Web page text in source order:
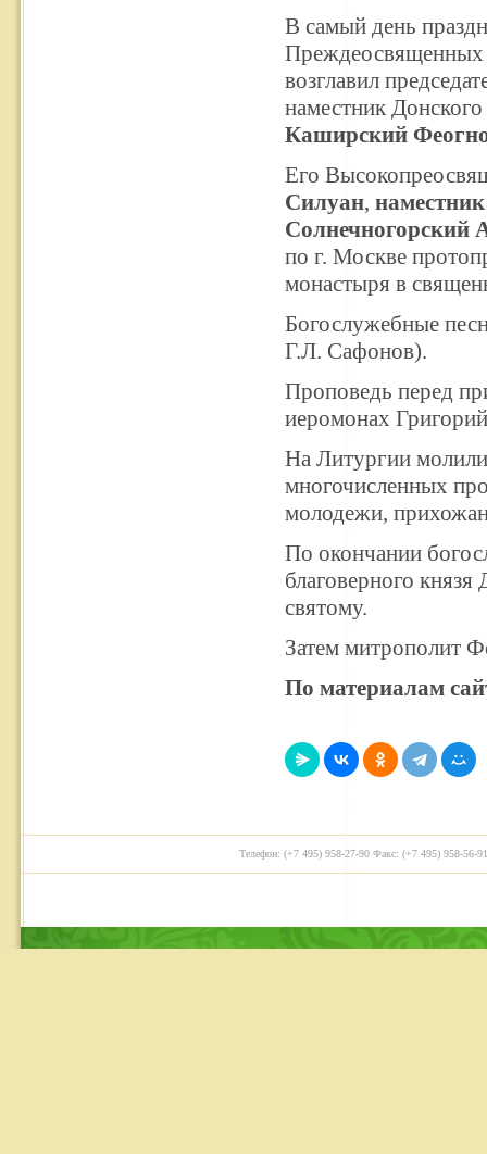
В самый день
возглавил
наместник
Каширский
Его
Силуан,
Солнечногорский
по г. Москве
монастыря в
Богослужебные
Г.Л. Сафонов).
Проповедь перед
иеромонах
На Литургии
многочисленных
молодежи,
По окончании
благоверного
святому.
Затем митрополит
По материалам
Телефон: (+7 495) 958-27-90 Факс: (+7 495) 958-56-